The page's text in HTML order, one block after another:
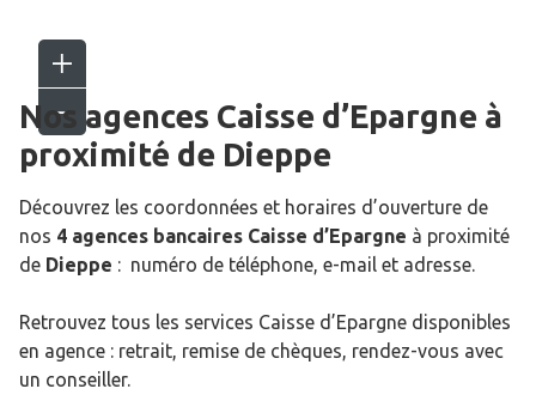
Nos agences Caisse d’Epargne à
proximité de Dieppe
Découvrez les coordonnées et horaires d’ouverture de
nos 4 agences bancaires Caisse d’Epargne à proximité
de Dieppe : numéro de téléphone, e-mail et adresse.
Retrouvez tous les services Caisse d’Epargne disponibles
en agence : retrait, remise de chèques, rendez-vous avec
un conseiller.